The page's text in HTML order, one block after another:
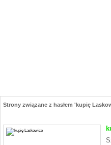
Strony związane z hasłem 'kupię